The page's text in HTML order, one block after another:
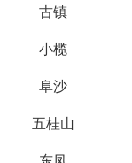
古镇
小榄
阜沙
五桂山